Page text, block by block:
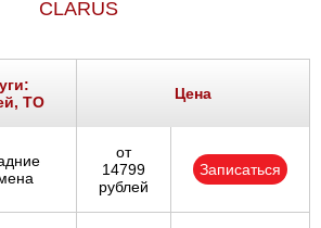
CLARUS
ТО
Цена
от
14799
рублей
Записаться